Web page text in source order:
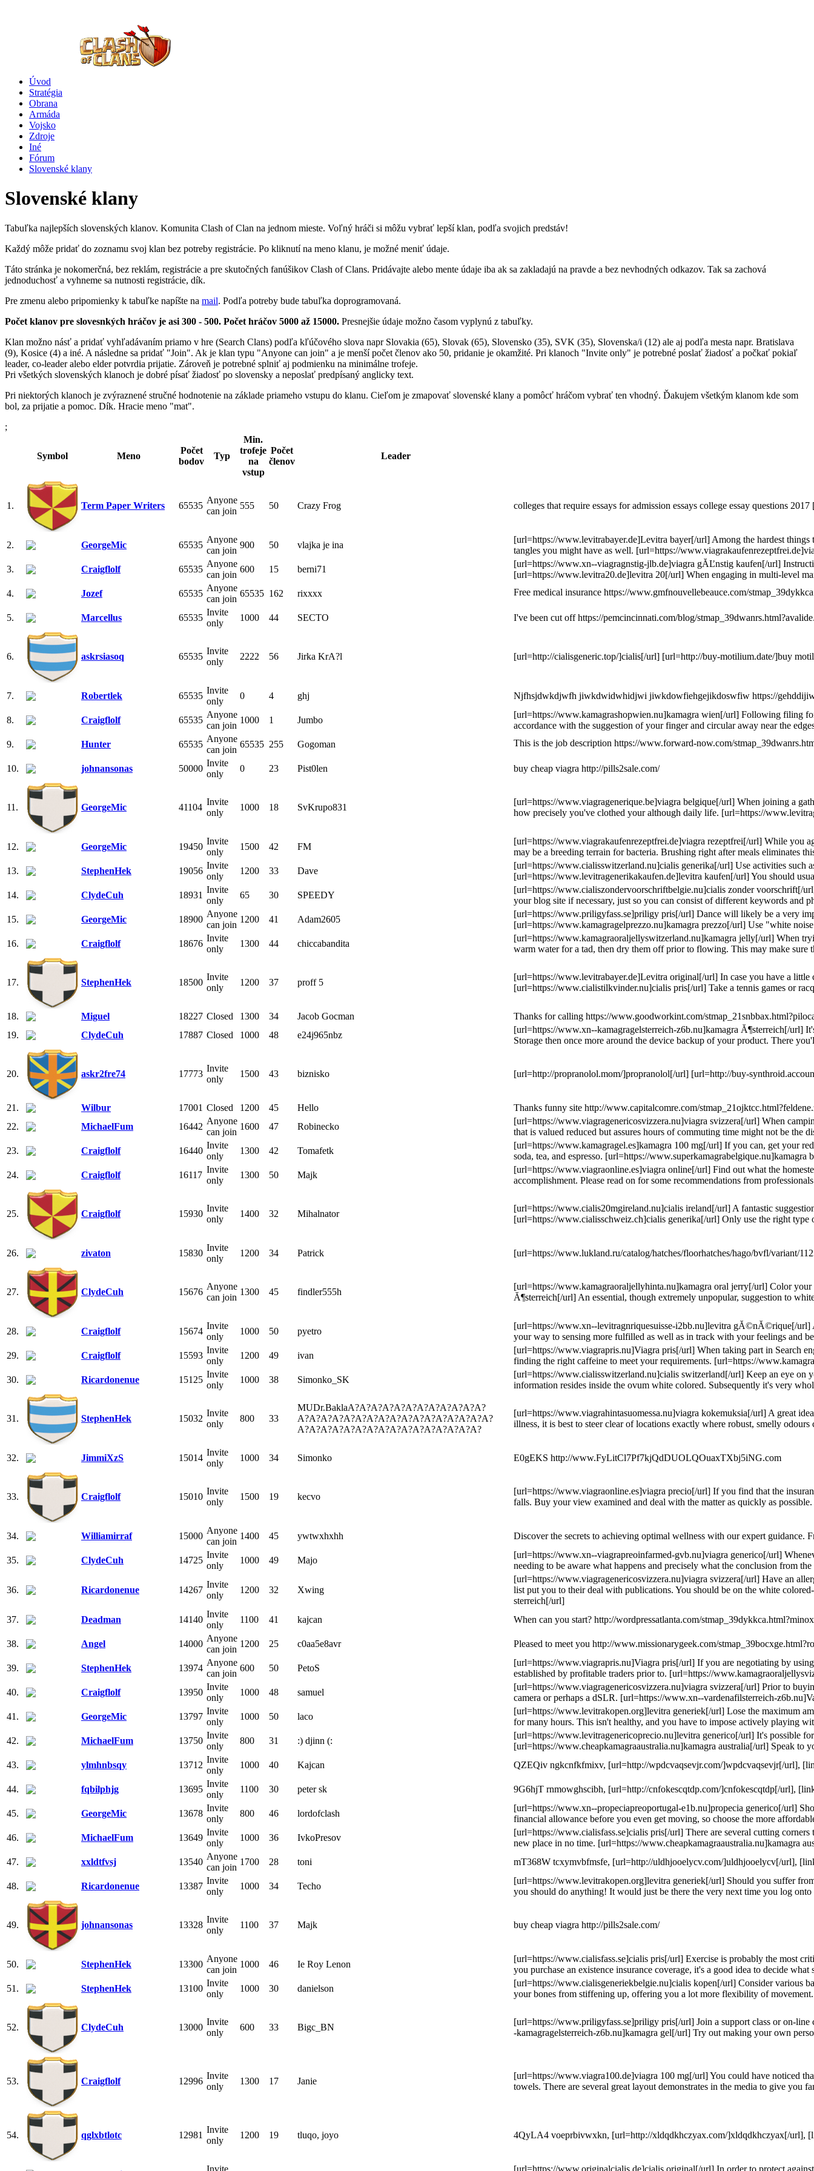
Úvod
Stratégia
Obrana
Armáda
Vojsko
Zdroje
Iné
Fórum
Slovenské klany
Slovenské klany
Tabuľka najlepších slovenských klanov. Komunita Clash of Clan na jednom mieste. Voľný hráči si môžu vybrať lepší klan, podľa svojich predstáv!
Každý môže pridať do zoznamu svoj klan bez potreby registrácie. Po kliknutí na meno klanu, je možné meniť údaje.
Táto stránka je nokomerčná, bez reklám, registrácie a pre skutočných fanúšikov Clash of Clans. Pridávajte alebo mente údaje iba ak sa zakladajú na pravde a bez nevhodných odkazov. Tak sa zachová
jednoduchosť a vyhneme sa nutnosti registrácie, dík.
Pre zmenu alebo pripomienky k tabuľke napíšte na mail. Podľa potreby bude tabuľka doprogramovaná.
Počet klanov pre slovesnkých hráčov je asi 300 - 500. Počet hráčov 5000 až 15000. Presnejšie údaje možno časom vyplynú z tabuľky.
Klan možno násť a pridať vyhľadávaním priamo v hre (Search Clans) podľa kľúčového slova napr Slovakia (65), Slovak (65), Slovensko (35), SVK (35), Slovenska/i (12) ale aj podľa mesta napr. Bratislava
(9), Kosice (4) a iné. A následne sa pridať "Join". Ak je klan typu "Anyone can join" a je menší počet členov ako 50, pridanie je okamžité. Pri klanoch "Invite only" je potrebné poslať žiadosť a počkať pokiaľ
leader, co-leader alebo elder potvrdia prijatie. Zároveň je potrebné splniť aj podmienku na minimálne trofeje.
Pri všetkých slovenských klanoch je dobré písať žiadosť po slovensky a neposlať predpísaný anglicky text.
Pri niektorých klanoch je zvýraznené stručné hodnotenie na základe priameho vstupu do klanu. Cieľom je zmapovať slovenské klany a pomôcť hráčom vybrať ten vhodný. Ďakujem všetkým klanom kde som
bol, za prijatie a pomoc. Dík. Hracie meno "mat".
;
Symbol Meno
Počet
bodov
Typ
Min.
trofeje
na
vstup
Počet
členov
Leader
1. Term Paper Writers 65535
Anyone
can join
555 50 Crazy Frog colleges that require essays for admission essays college essay questions
2. GeorgeMic 65535
Anyone
can join
900 50 vlajka je ina
[url=https://www.levitrabayer.de]Levitra bayer[/url] Among the hardest things
tangles you might have as well. [url=https://
3.
Craigflolf 65535
Anyone
can join
600 15 berni71
[url=https://www.xn--viagragnstig-jlb.de]viagra gĂĽnstig kaufen[/url]
[url=https://www.levitra20.de]levitra 20[/url] When engaging in multi-level
4.
Jozef 65535
Anyone
can join
65535 162 rixxxx Free medical insurance https://www.gmfnouvellebeauce.com/
5. Marcellus 65535
Invite
only
1000 44 SECTO I've been cut off https://pemcincinnati.com/blog/
6. askrsiasoq 65535
Invite
only
2222 56 Jirka KrA?l [url=http://cialisgeneric.top/]cialis[/url] [url=http://buy-motilium.date/]buy
7. Robertlek 65535
Invite
only
0 4 ghj Njfhsjdwkdjwfh jiwkdwidwhidjwi jiwkdowfiehgejikdoswfiw https://
8. Craigflolf 65535
Anyone
can join
1000 1 Jumbo
[url=https://www.kamagrashopwien.nu]kamagra wien[/url] Following filing
accordance with the suggestion of your finger and circular away near the
9.
Hunter 65535
Anyone
can join
65535 255 Gogoman This is the job description https://www.forward-now.com/
10. johnansonas 50000
Invite
only
0 23 Pist0len buy cheap viagra http://pills2sale.com/
11. GeorgeMic 41104
Invite
only
1000 18 SvKrupo831
[url=https://www.viagragenerique.be]viagra belgique[/url] When joining a
how precisely you've clothed your although daily life. [url=https://
12. GeorgeMic 19450
Invite
only
1500 42 FM
[url=https://www.viagrakaufenrezeptfrei.de]viagra rezeptfrei[/url] While you
may be a breeding terrain for bacteria. Brushing right after meals eliminates
13.
StephenHek 19056
Invite
only
1200 33 Dave
[url=https://www.cialisswitzerland.nu]cialis generika[/url] Use activities such
[url=https://www.levitragenerikakaufen.de]levitra kaufen[/url] You should
14.
ClydeCuh 18931
Invite
only
65 30 SPEEDY
[url=https://www.cialiszondervoorschriftbelgie.nu]cialis zonder voorschrift[/
your blog site if necessary, just so you can consist of different keywords and
15.
GeorgeMic 18900
Anyone
can join
1200 41 Adam2605
[url=https://www.priligyfass.se]priligy pris[/url] Dance will likely be a very
[url=https://www.kamagragelprezzo.nu]kamagra prezzo[/url] Use "white
16.
Craigflolf 18676
Invite
only
1300 44 chiccabandita
[url=https://www.kamagraoraljellyswitzerland.nu]kamagra jelly[/url] When
warm water for a tad, then dry them off prior to flowing. This may make
17. StephenHek 18500
Invite
only
1200 37 proff 5
[url=https://www.levitrabayer.de]Levitra original[/url] In case you have a
[url=https://www.cialistilkvinder.nu]cialis pris[/url] Take a tennis games or
18. Miguel 18227 Closed 1300 34 Jacob Gocman
Thanks for calling https://www.goodworkint.com/
19.
ClydeCuh 17887 Closed 1000 48 e24j965nbz
[url=https://www.xn--kamagragelsterreich-z6b.nu]kamagra Ă¶sterreich[/url]
Storage then once more around the device backup of your product. There
20. askr2fre74 17773
Invite
only
1500 43 biznisko [url=http://propranolol.mom/]propranolol[/url] [url=http://buy-
21. Wilbur 17001 Closed 1200 45 Hello
Thanks funny site http://www.capitalcomre.com/
22.
MichaelFum 16442
Anyone
can join
1600 47 Robinecko
[url=https://www.viagragenericosvizzera.nu]viagra svizzera[/url] When
that is valued reduced but assures hours of commuting time might not be
23.
Craigflolf 16440
Invite
only
1300 42 Tomafetk
[url=https://www.kamagragel.es]kamagra 100 mg[/url] If you can, get your
soda, tea, and espresso. [url=https://
24.
Craigflolf 16117
Invite
only
1300 50 Majk
[url=https://www.viagraonline.es]viagra online[/url] Find out what the
accomplishment. Please read on for some recommendations from
25. Craigflolf 15930
Invite
only
1400 32 Mihalnator
[url=https://www.cialis20mgireland.nu]cialis ireland[/url] A fantastic
[url=https://www.cialisschweiz.ch]cialis generika[/url] Only use the right type
26. zivaton 15830
Invite
only
1200 34 Patrick [url=https://www.lukland.ru/catalog/hatches/floorhatches/hago/bvfl/variant/
27. ClydeCuh 15676
Anyone
can join
1300 45 findler555h
[url=https://www.kamagraoraljellyhinta.nu]kamagra oral jerry[/url] Color your
Ă¶sterreich[/url] An essential, though extremely unpopular, suggestion to
28. Craigflolf 15674
Invite
only
1000 50 pyetro
[url=https://www.xn--levitragnriquesuisse-i2bb.nu]levitra gĂ©nĂ©rique[/url]
your way to sensing more fulfilled as well as in track with your feelings and
29.
Craigflolf 15593
Invite
only
1200 49 ivan
[url=https://www.viagrapris.nu]Viagra pris[/url] When taking part in Search
finding the right caffeine to meet your requirements. [url=https://
30.
Ricardonenue 15125
Invite
only
1000 38 Simonko_SK
[url=https://www.cialisswitzerland.nu]cialis switzerland[/url] Keep an eye on
information resides inside the ovum white colored. Subsequently it's very
31. StephenHek 15032
Invite
only
800 33
MUDr.BaklaA?A?A?A?A?A?A?A?A?A?A?A?
A?A?A?A?A?A?A?A?A?A?A?A?A?A?A?A?A?
A?A?A?A?A?A?A?A?A?A?A?A?A?A?A?A?
[url=https://www.viagrahintasuomessa.nu]viagra kokemuksia[/url] A great
illness, it is best to steer clear of locations exactly where robust, smelly
32. JimmiXzS 15014
Invite
only
1000 34 Simonko E0gEKS http://www.FyLitCl7Pf7kjQdDUOLQOuaxTXbj5iNG.com
33. Craigflolf 15010
Invite
only
1500 19 kecvo
[url=https://www.viagraonline.es]viagra precio[/url] If you find that the
falls. Buy your view examined and deal with the matter as quickly as
34. Williamirraf 15000
Anyone
can join
1400 45 ywtwxhxhh Discover the secrets to achieving optimal wellness with our expert
35. ClydeCuh 14725
Invite
only
1000 49 Majo
[url=https://www.xn--viagrapreoinfarmed-gvb.nu]viagra generico[/url]
needing to be aware what happens and precisely what the conclusion from
36. Ricardonenue 14267
Invite
only
1200 32 Xwing
[url=https://www.viagragenericosvizzera.nu]viagra svizzera[/url] Have an
list put you to their deal with publications. You should be on the white
sterreich[/url]
37.
Deadman 14140
Invite
only
1100 41 kajcan When can you start? http://wordpressatlanta.com/
38. Angel 14000
Anyone
can join
1200 25 c0aa5e8avr Pleased to meet you http://www.missionarygeek.com/
39. StephenHek 13974
Anyone
can join
600 50 PetoS
[url=https://www.viagrapris.nu]Viagra pris[/url] If you are negotiating by
established by profitable traders prior to. [url=https://
40.
Craigflolf 13950
Invite
only
1000 48 samuel
[url=https://www.viagragenericosvizzera.nu]viagra svizzera[/url] Prior to
camera or perhaps a dSLR. [url=https://www.xn--vardenafilsterreich-
41.
GeorgeMic 13797
Invite
only
1000 50 laco
[url=https://www.levitrakopen.org]levitra generiek[/url] Lose the maximum
for many hours. This isn't healthy, and you have to impose actively playing
42.
MichaelFum 13750
Invite
only
800 31 :) djinn (:
[url=https://www.levitragenericoprecio.nu]levitra generico[/url] It's possible
[url=https://www.cheapkamagraaustralia.nu]kamagra australia[/url] Speak to
43.
ylmhnbsqy 13712
Invite
only
1000 40 Kajcan QZEQiv ngkcnfkfmixv, [url=http://wpdcvaqsevjr.com/]wpdcvaqsevjr[/url],
44. fqbilphjg 13695
Invite
only
1100 30 peter sk 9G6hjT rnmowghscibh, [url=http://cnfokescqtdp.com/]cnfokescqtdp[/url],
45. GeorgeMic 13678
Invite
only
800 46 lordofclash
[url=https://www.xn--propeciapreoportugal-e1b.nu]propecia generico[/url]
financial allowance before you even get moving, so choose the more
46.
MichaelFum 13649
Invite
only
1000 36 IvkoPresov
[url=https://www.cialisfass.se]cialis pris[/url] There are several cutting
new place in no time. [url=https://www.cheapkamagraaustralia.nu]kamagra
47.
xxldtfvsj 13540
Anyone
can join
1700 28 toni mT368W tcxymvbfmsfe, [url=http://uldhjooelycv.com/]uldhjooelycv[/url],
48. Ricardonenue 13387
Invite
only
1000 34 Techo
[url=https://www.levitrakopen.org]levitra generiek[/url] Should you suffer
you should do anything! It would just be there the very next time you log
49. johnansonas 13328
Invite
only
1100 37 Majk buy cheap viagra http://pills2sale.com/
50. StephenHek 13300
Anyone
can join
1000 46 Ie Roy Lenon
[url=https://www.cialisfass.se]cialis pris[/url] Exercise is probably the most
you purchase an existence insurance coverage, it's a good idea to decide
51.
StephenHek 13100
Invite
only
1000 30 danielson
[url=https://www.cialisgeneriekbelgie.nu]cialis kopen[/url] Consider various
your bones from stiffening up, offering you a lot more flexibility of
52. ClydeCuh 13000
Invite
only
600 33 Bigc_BN
[url=https://www.priligyfass.se]priligy pris[/url] Join a support class or on-
-kamagragelsterreich-z6b.nu]kamagra gel[/url] Try out making your own
53. Craigflolf 12996
Invite
only
1300 17 Janie
[url=https://www.viagra100.de]viagra 100 mg[/url] You could have noticed
towels. There are several great layout demonstrates in the media to give
54. qglxbtlotc 12981
Invite
only
1200 19 tluqo, joyo 4QyLA4 voeprbivwxkn, [url=http://xldqdkhczyax.com/]xldqdkhczyax[/url],
Invite [url=https://www.originalcialis.de]cialis original[/url] In order to protect